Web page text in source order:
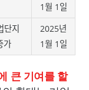
1월 1일
단지
가
2025년
1월 1일
큰 기여를 할